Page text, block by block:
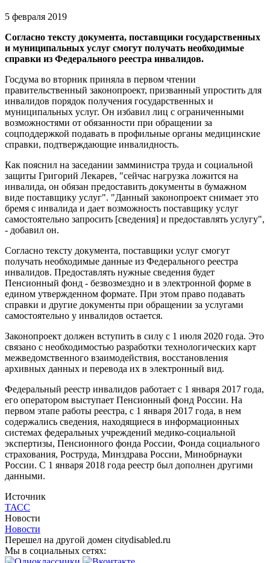
5 февраля 2019
Согласно тексту документа, поставщики государственных
и муниципальных услуг смогут получать необходимые
справки из Федерального реестра инвалидов.
Госдума во вторник приняла в первом чтении
правительственный законопроект, призванный упростить для
инвалидов порядок получения государственных и
муниципальных услуг. Он избавил лиц с ограниченными
возможностями от обязанности при обращении за
соцподдержкой подавать в профильные органы медицинские
справки, подтверждающие инвалидность.
Как пояснил на заседании замминистра труда и социальной
защиты Григорий Лекарев, "сейчас нагрузка ложится на
инвалида, он обязан предоставить документы в бумажном
виде поставщику услуг". "Данный законопроект снимает это
бремя с инвалида и дает возможность поставщику услуг
самостоятельно запросить [сведения] и предоставлять услугу",
- добавил он.
Согласно тексту документа, поставщики услуг смогут
получать необходимые данные из Федерального реестра
инвалидов. Предоставлять нужные сведения будет
Пенсионный фонд - безвозмездно и в электронной форме в
едином утвержденном формате. При этом право подавать
справки и другие документы при обращении за услугами
самостоятельно у инвалидов остается.
Законопроект должен вступить в силу с 1 июля 2020 года. Это
связано с необходимостью разработки технологических карт
межведомственного взаимодействия, восстановления
архивных данных и перевода их в электронный вид.
Федеральный реестр инвалидов работает с 1 января 2017 года,
его оператором выступает Пенсионный фонд России. На
первом этапе работы реестра, с 1 января 2017 года, в нем
содержались сведения, находящиеся в информационных
системах федеральных учреждений медико-социальной
экспертизы, Пенсионного фонда России, Фонда социального
страхования, Роструда, Минздрава России, Минобрнауки
России. С 1 января 2018 года реестр был дополнен другими
данными.
Источник
ТАСС
Новости
Новости
Перешел на другой домен citydisabled.ru
Мы в социальных сетях: